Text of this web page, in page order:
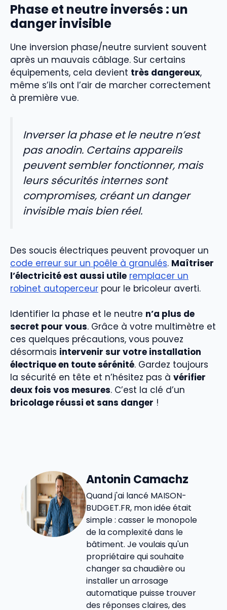
Phase et neutre inversés : un
danger invisible
Une inversion phase/neutre survient souvent
après un mauvais câblage. Sur certains
équipements, cela devient très dangereux,
même s’ils ont l’air de marcher correctement
à première vue.
Inverser la phase et le neutre n’est
pas anodin. Certains appareils
peuvent sembler fonctionner, mais
leurs sécurités internes sont
compromises, créant un danger
invisible mais bien réel.
Des soucis électriques peuvent provoquer un
code erreur sur un poêle à granulés. Maîtriser
l’électricité est aussi utile remplacer un
robinet autoperceur pour le bricoleur averti.
Identifier la phase et le neutre n’a plus de
secret pour vous. Grâce à votre multimètre et
ces quelques précautions, vous pouvez
désormais intervenir sur votre installation
électrique en toute sérénité. Gardez toujours
la sécurité en tête et n’hésitez pas à vérifier
deux fois vos mesures. C’est la clé d’un
bricolage réussi et sans danger !
Antonin Camachz
Quand j'ai lancé MAISON-
BUDGET.FR, mon idée était
simple : casser le monopole
de la complexité dans le
bâtiment. Je voulais qu'un
propriétaire qui souhaite
changer sa chaudière ou
installer un arrosage
automatique puisse trouver
des réponses claires, des